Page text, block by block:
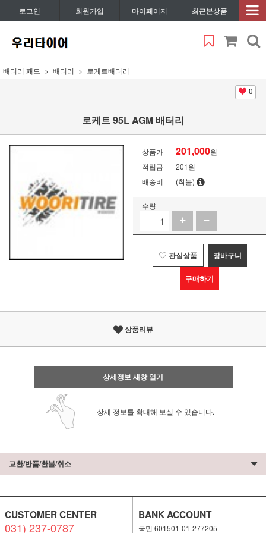
로그인 회원가입 마이페이지 최근본상품
배터리 패드 배터리 로케트배터리
0
로케트 95L AGM 배터리
상품가 201,000원
적립금
201원
배송비
(착불)
수량
관심상품 장바구니
구매하기
상품리뷰
상세정보 새창 열기
상세 정보를 확대해 보실 수 있습니다.
교환/반품/환불/취소
CUSTOMER CENTER
031) 237-0787
BANK ACCOUNT
국민 601501-01-277205